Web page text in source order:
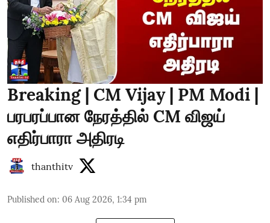
Breaking | CM Vijay | PM Modi |
பரபரப்பான நேரத்தில் CM விஜய்
எதிர்பாரா அதிரடி
thanthitv
Published on: 06 Aug 2026, 1:34 pm